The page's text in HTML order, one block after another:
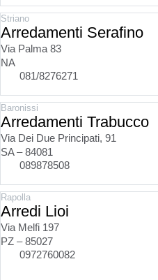
Striano
Arredamenti Serafino
Via Palma 83
NA
081/8276271
Baronissi
Arredamenti Trabucco
Via Dei Due Principati, 91
SA – 84081
089878508
Rapolla
Arredi Lioi
Via Melfi 197
PZ – 85027
0972760082